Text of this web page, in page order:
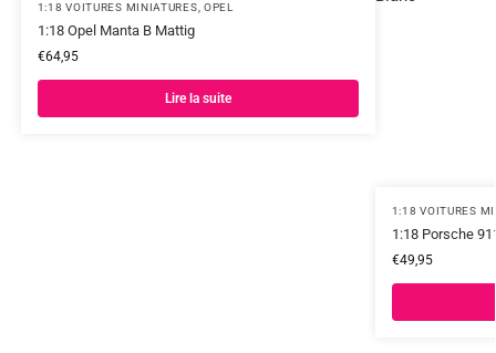
1:18 VOITURES MINIATURES, OPEL
1:18 Opel Manta B Mattig
€64,95
Lire la suite
1:18 VOITURES
1:18 Porsche
€49,95